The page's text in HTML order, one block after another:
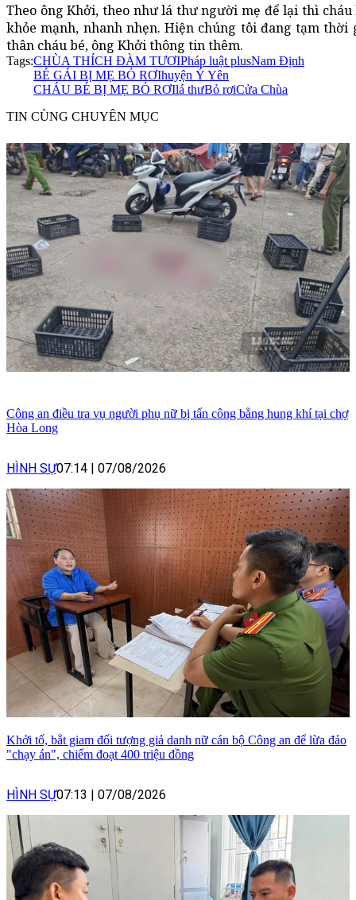
Theo ông Khởi, theo như lá thư người mẹ để lại thì
khỏe mạnh, nhanh nhẹn. Hiện chúng tôi đang tạm thời
thân cháu bé, ông Khởi thông tin thêm.
Tags:CHÙA THÍCH ĐÀM TƯƠIPháp luật plusNam Định
BÉ GÁI BỊ MẸ BỎ RƠIhuyện Ý Yên
CHÁU BÉ BỊ MẸ BỎ RƠIlá thưBỏ rơiCửa Chùa
TIN CÙNG CHUYÊN MỤC
Công an điều tra vụ người phụ nữ bị tấn công bằng hung khí tại chợ
Hòa Long
HÌNH SỰ07:14 | 07/08/2026
Khởi tố, bắt giam đối tượng giả danh nữ cán bộ Công an để lừa đảo
"chạy án", chiếm đoạt 400 triệu đồng
HÌNH SỰ07:13 | 07/08/2026